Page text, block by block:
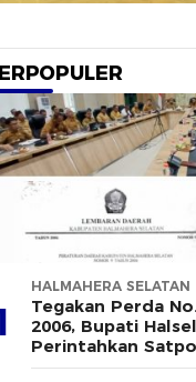
HALMAHERA SELATAN
Tegakan Perda
2006, Bupati Halsel
Perintahkan
Terus Gelar Razia